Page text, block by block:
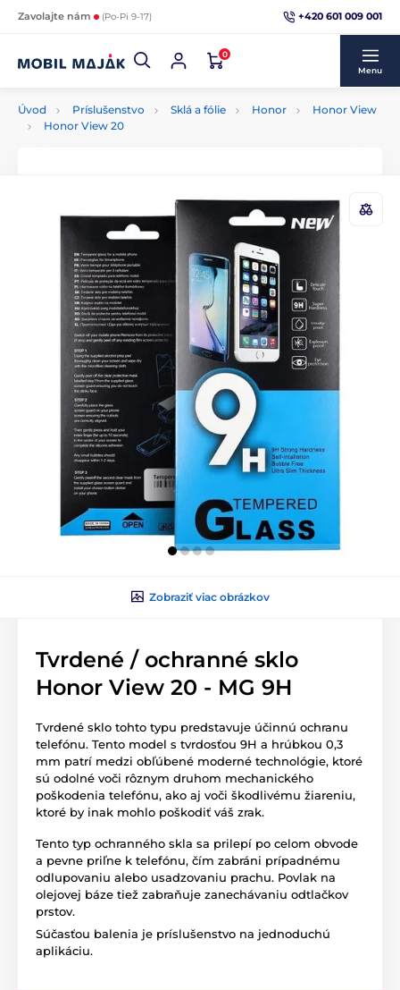
Zavolajte nám (Po-Pi 9-17) +420 601 009 001
0
Menu
Úvod Príslušenstvo Sklá a fólie Honor
Honor View
Honor View 20
Zobraziť viac obrázkov
Tvrdené / ochranné sklo
Honor View 20 - MG 9H
Tvrdené sklo tohto typu predstavuje účinnú ochranu
telefónu. Tento model s tvrdosťou 9H a hrúbkou 0,3
mm patrí medzi obľúbené moderné technológie, ktoré
sú odolné voči rôznym druhom mechanického
poškodenia telefónu, ako aj voči škodlivému žiareniu,
ktoré by inak mohlo poškodiť váš zrak.
Tento typ ochranného skla sa prilepí po celom obvode
a pevne priľne k telefónu, čím zabráni prípadnému
odlupovaniu alebo usadzovaniu prachu. Povlak na
olejovej báze tiež zabraňuje zanechávaniu odtlačkov
prstov.
Súčasťou balenia je príslušenstvo na jednoduchú
aplikáciu.